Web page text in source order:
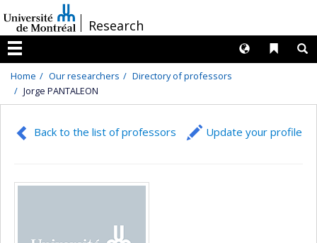
au
contenu
/Research
Menu
Liens
Langues
Home Our researchers
Directory of professors
Jorge PANTALEON
Back to the list of professors Update your profile